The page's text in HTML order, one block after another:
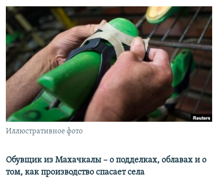
поиску
СЕВЕР.РЕАЛИИ
СИБИРЬ.РЕАЛИИ
РАСПИСАНИЕ ВЕЩАНИЯ
ПОДПИШИТЕСЬ НА РАССЫЛКУ
СОЦИАЛЬНЫЕ СЕТИ
Все сайты РСЕ/РС
Иллюстративное фото
Обувщик из Махачкалы – о подделках, облавах и о
том, как производство спасает села